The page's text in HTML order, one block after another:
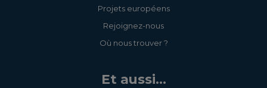
Projets européens
Rejoignez-nous
Où nous trouver ?
Et aussi...